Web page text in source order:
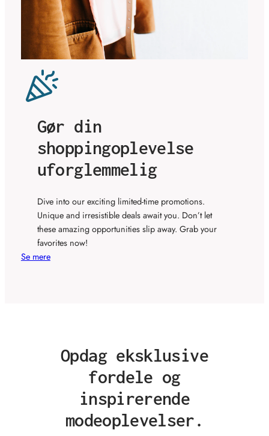
Gør din
shoppingoplevelse
uforglemmelig
Dive into our exciting limited-time promotions.
Unique and irresistible deals await you. Don’t let
these amazing opportunities slip away. Grab your
favorites now!
Se mere
Opdag eksklusive
fordele og
inspirerende
modeoplevelser.